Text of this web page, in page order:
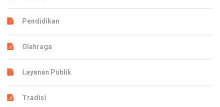
Pendidikan
Olahraga
Layanan Publik
Tradisi